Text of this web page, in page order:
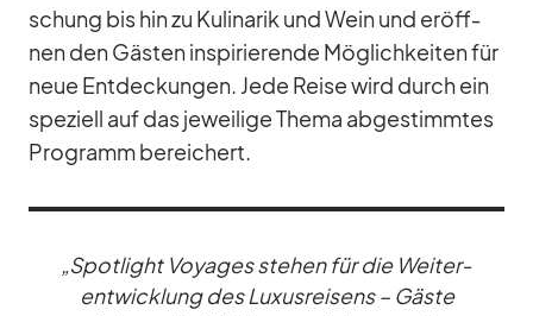
schung bis hin zu Ku­li­na­rik und Wein und er­öff­
nen den Gäs­ten in­spi­rie­rende Mög­lich­kei­ten für
neue Ent­de­ckun­gen. Jede Reise wird durch ein
spe­zi­ell auf das je­wei­lige Thema ab­ge­stimm­tes
Pro­gramm be­rei­chert.
„Spot­light Voy­a­ges ste­hen für die Wei­ter­
ent­wick­lung des Lu­xus­rei­sens – Gäste